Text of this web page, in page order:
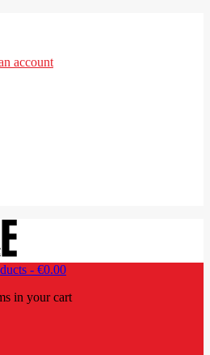
account
- €0.00
in your cart